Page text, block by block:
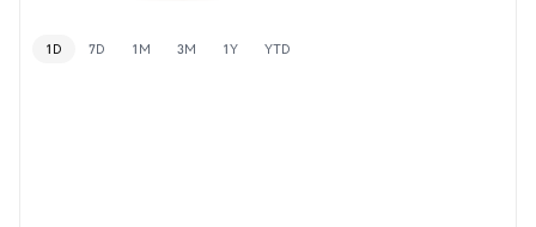
1D 7D 1M 3M 1Y YTD